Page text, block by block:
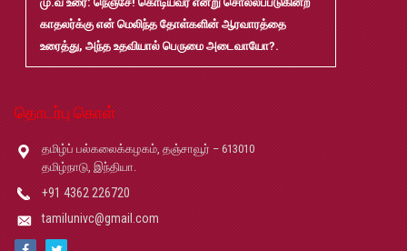
02
May
22
மரங்கள் ஏலம் விடுதல்
May
14
Robert-Caldwell-Chair-Fellowship-Temporary-Basis
May
08
தமிழ்ப் பல்கலைக்கழகம்-2026-27 சேர்க்கை விவரக் கையேடு
காதலர்க்கு என் மெலிந்த தோள்களின் ஆரவாரத்தை
உரைத்து, அந்த உதவியால் பெருமை அடைவாயோ?.
தொடர்பு கொள்
தமிழ்ப் பல்கலைக்கழகம், தஞ்சாவூர் – 613010
தமிழ்நாடு, இந்தியா.
+91 4362 226720
tamilunivc@gmail.com